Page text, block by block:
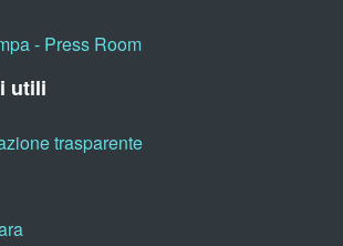
- Press Room
utili
trasparente